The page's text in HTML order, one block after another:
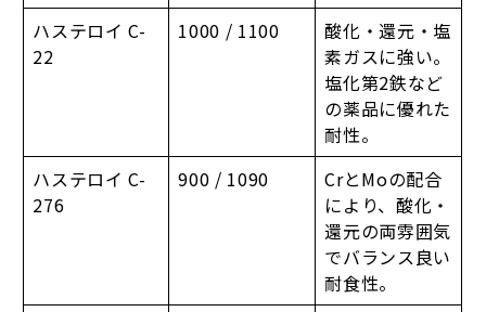
ハステロイ C-
22
1000 / 1100
酸化・還元・塩
素ガスに強い。
塩化第2鉄など
の薬品に優れた
耐性。
ハステロイ C-
276
900 / 1090
CrとMoの配合
により、酸化・
還元の両雰囲気
でバランス良い
耐食性。